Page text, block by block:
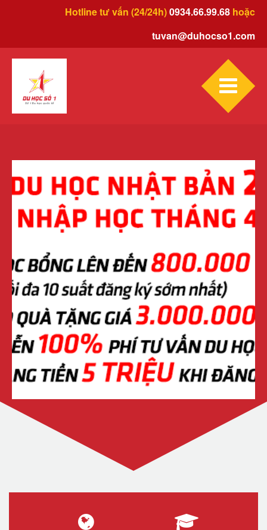
Hotline tư vấn (24/24h)0934.66.99.68 hoặc
tuvan@duhocso1.com